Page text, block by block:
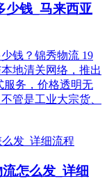
少钱_马来西亚
钱？锦秀物流 19
地清关网络，推出
服务，价格透明无
管是工业大宗货、
怎么发_详细